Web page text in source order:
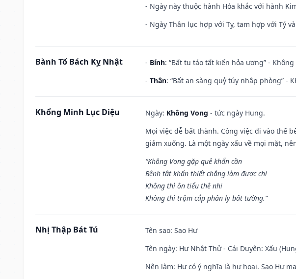
- Ngày này thuộc hành Hỏa khắc với hành
- Ngày Thân lục hợp với Tỵ, tam hợp với Tý
Bành Tổ Bách Kỵ Nhật - Bính: “Bất tu táo tất kiến hỏa ương” -
- Thân: “Bất an sàng quỷ túy nhập phòng” -
Khổng Minh Lục Diệu Ngày: Không Vong - tức ngày Hung.
Mọi việc dễ bất thành. Công việc đi vào thế
giảm xuống. Là một ngày xấu về mọi mặt,
“Không Vong gặp quẻ khẩn cần
Bệnh tật khẩn thiết chẳng làm được chi
Không thì ôn tiểu thê nhi
Không thì trộm cắp phân ly bất tường.”
Nhị Thập Bát Tú Tên sao: Sao Hư
Tên ngày: Hư Nhật Thử - Cái Duyên: Xấu
Nên làm: Hư có ý nghĩa là hư hoại. Sao Hư